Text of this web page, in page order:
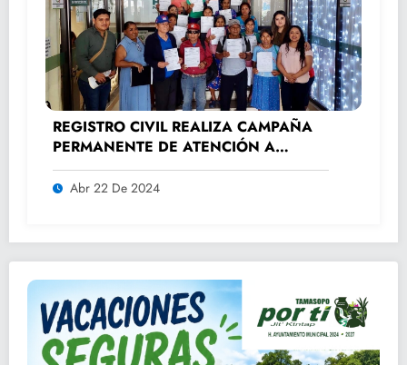
REGISTRO CIVIL REALIZA CAMPAÑA
PERMANENTE DE ATENCIÓN A
ADULTOS MAYORES.
Abr 22 De 2024